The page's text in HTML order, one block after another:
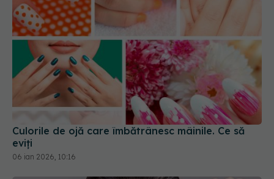
Culorile de ojă care îmbătrânesc mâinile. Ce să
eviți
06 ian 2026, 10:16